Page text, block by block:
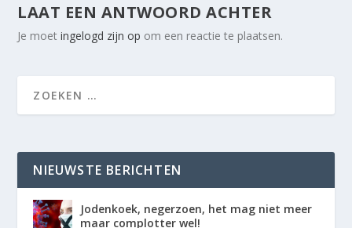
LAAT EEN ANTWOORD ACHTER
Je moetingelogd zijn op om een reactie te plaatsen.
NIEUWSTE BERICHTEN
Jodenkoek, negerzoen, het mag niet meer
maar complotter wel!